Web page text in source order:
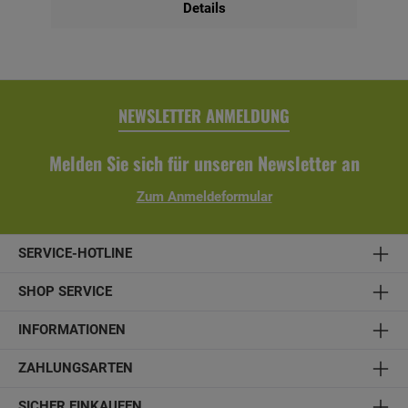
Sie, dass sich die Lieferzeit bei farblicher Behandlung auf 6
und Aufbauanleitung
Details
NEWSLETTER ANMELDUNG
Melden Sie sich für unseren Newsletter an
Zum Anmeldeformular
SERVICE-HOTLINE
SHOP SERVICE
INFORMATIONEN
ZAHLUNGSARTEN